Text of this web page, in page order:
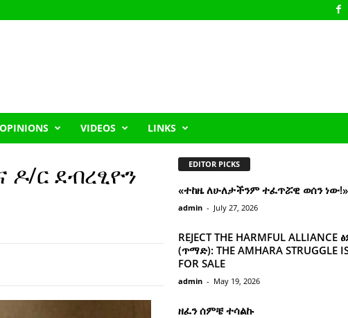
OPINIONS VIDEOS LINKS
ዶ/ር ደብረፂዮን
EDITOR PICKS
«ተከዜ ለሁለታችንም ተፈጥሯዊ ወሰን ነው!»
admin - July 27, 2026
REJECT THE HARMFUL ALLIANCE
(ጥማድ): THE AMHARA STRUGGLE
FOR SALE
admin - May 19, 2026
ዘፈን ሰምቼ ተሳልኩ